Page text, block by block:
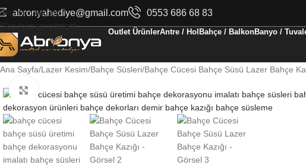
Skip to navigation
Skip to main content
abronyahediye@gmail.com 0553 686 68 83
Outlet ÜrünlerAntre / Hol Bahçe / BalkonBanyo /
Ana Sayfa Lazer Kesim Bahçe Süsleri Bahçe Cücesi Bahçe Süsü Lazer Bahçe
Büyüt